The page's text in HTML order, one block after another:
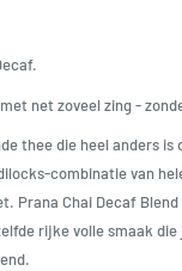
net zoveel zing -
thee die heel anders is
combinatie van
Prana Chai Decaf
rijke volle smaak die